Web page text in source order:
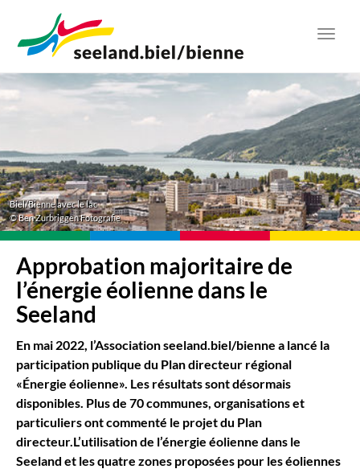
contenu
Toggle
Biel/Bienne avec le lac
© Ben Zurbriggen Fotografie
Approbation majoritaire de
l’énergie éolienne dans le
Seeland
En mai 2022, l’Association seeland.biel/bienne a lancé la
participation publique du Plan directeur régional
«Énergie éolienne». Les résultats sont désormais
disponibles. Plus de 70 communes, organisations et
particuliers ont commenté le projet du Plan
directeur.L’utilisation de l’énergie éolienne dans le
Seeland et les quatre zones proposées pour les éoliennes